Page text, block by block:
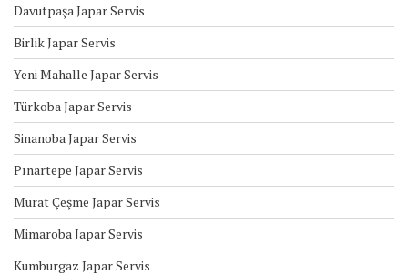
Davutpaşa Japar Servis
Birlik Japar Servis
Yeni Mahalle Japar Servis
Türkoba Japar Servis
Sinanoba Japar Servis
Pınartepe Japar Servis
Murat Çeşme Japar Servis
Mimaroba Japar Servis
Kumburgaz Japar Servis